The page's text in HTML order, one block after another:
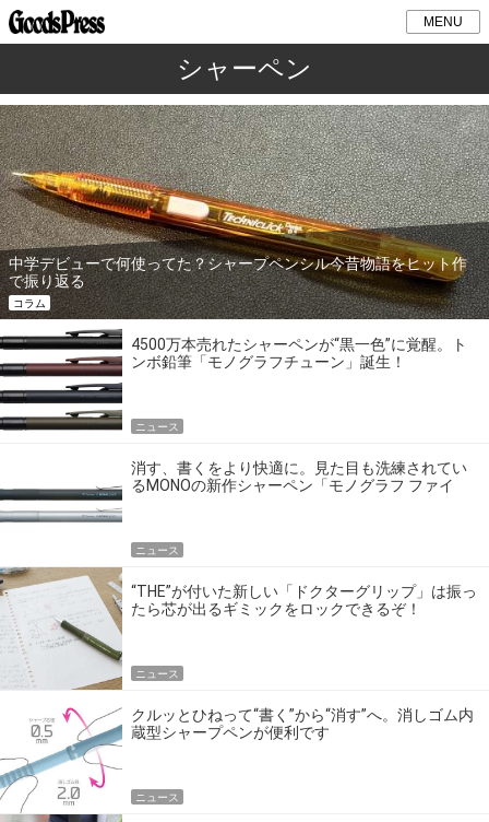
MENU
シャーペン
中学デビューで何使ってた？シャープペンシル今昔物語をヒット作
で振り返る
コラム
4500万本売れたシャーペンが“黒一色”に覚醒。ト
ンボ鉛筆「モノグラフチューン」誕生！
ニュース
消す、書くをより快適に。見た目も洗練されてい
るMONOの新作シャーペン「モノグラフ ファイ
ニュース
“THE”が付いた新しい「ドクターグリップ」は振っ
たら芯が出るギミックをロックできるぞ！
ニュース
クルッとひねって“書く”から“消す”へ。消しゴム内
蔵型シャープペンが便利です
ニュース